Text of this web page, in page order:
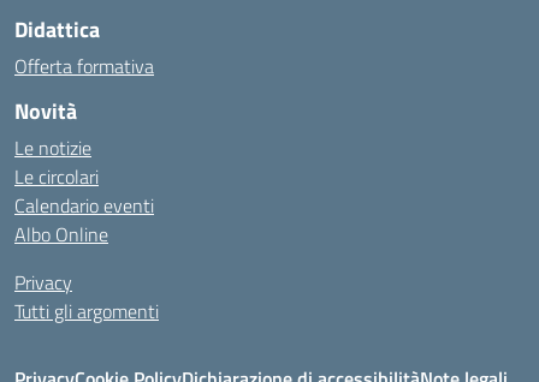
Didattica
Offerta formativa
Novità
Le notizie
Le circolari
Calendario eventi
Albo Online
Privacy
Tutti gli argomenti